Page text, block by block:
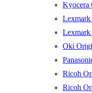
Kyocera
Lexmark
Oki
Ricoh
Ricoh